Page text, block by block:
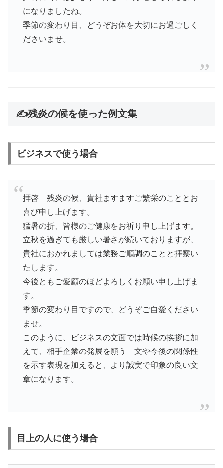
になりましたね。
季節の変わり目、どうぞお体を大切にお過ごしく
ださいませ。
✍️残炎の候を使った例文集
ビジネスで使う場合
拝啓 残炎の候、貴社ますますご繁栄のこととお
喜び申し上げます。
猛暑の折、皆様のご健康をお祈り申し上げます。
立秋を過ぎても厳しい暑さが続いておりますが、
貴社におかれましては業務ご順調のことと拝察い
たします。
今後ともご愛顧のほどよろしくお願い申し上げま
す。
季節の変わり目ですので、どうぞご自愛ください
ませ。
このように、ビジネスの文面では時候の挨拶に加
えて、相手企業の発展を願う一文や今後の関係性
を示す表現を加えると、より誠実で印象の良い文
章になります。
目上の人に使う場合